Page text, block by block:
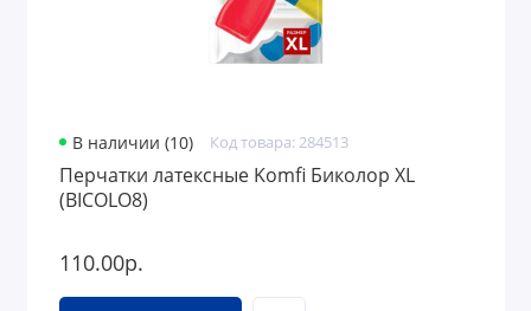
В наличии (10) Код товара: 284513
Перчатки латексные Komfi Биколор XL
(BICOLO8)
110.00р.